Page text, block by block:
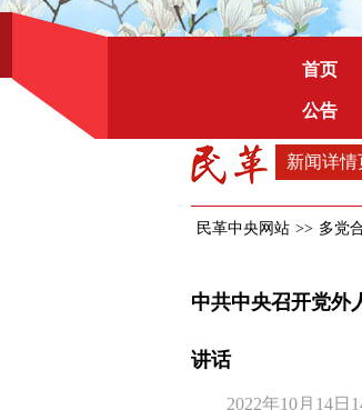
首页
公告
新闻详情
民革中央网站 >> 多党
中共中央召开党外
讲话
2022年10月14日